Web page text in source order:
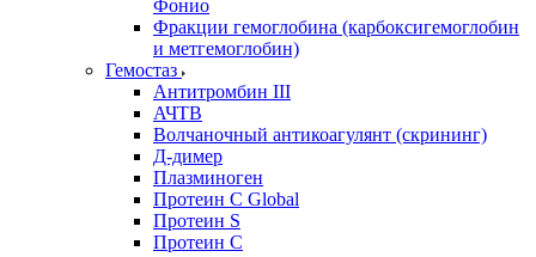
Фонио
Фракции гемоглобина (карбоксигемоглобин
и метгемоглобин)
Гемостаз
Антитромбин III
АЧТВ
Волчаночный антикоагулянт (скрининг)
Д-димер
Плазминоген
Протеин C Global
Протеин S
Протеин С